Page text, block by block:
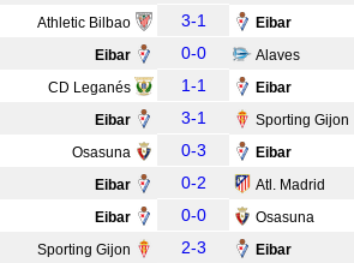
Athletic Bilbao 3-1 Eibar
Eibar 0-0 Alaves
CD Leganés 1-1 Eibar
Eibar 3-1 Sporting Gijon
Osasuna 0-3 Eibar
Eibar 0-2 Atl. Madrid
Eibar 0-0 Osasuna
Sporting Gijon 2-3 Eibar